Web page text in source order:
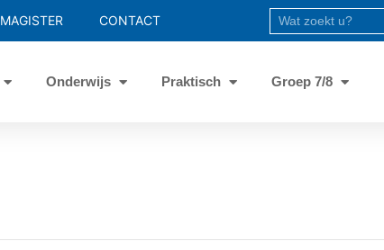
MAGISTER CONTACT
Onderwijs Praktisch Groep 7/8